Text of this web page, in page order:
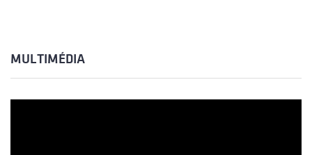
MULTIMÉDIA